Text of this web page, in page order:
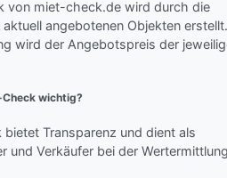
von miet-check.de wird durch die
angebotenen Objekten erstellt.
wird der Angebotspreis der
wichtig?
Transparenz und dient als
und Verkäufer bei der